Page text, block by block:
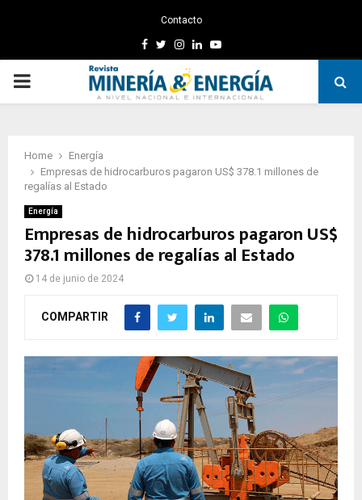
Contacto
Facebook
TwitterInstagram
LinkedinYoutube
PRIMARY
Home
Energía
Empresas de hidrocarburos pagaron US$ 378.1 millones de
regalías al Estado
Energía
Empresas de hidrocarburos pagaron US$
378.1 millones de regalías al Estado
14 de junio de 2024
COMPARTIR